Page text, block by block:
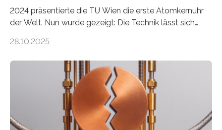
2024 präsentierte die TU Wien die erste Atomkernuhr
der Welt. Nun wurde gezeigt: Die Technik lässt sich
fundamentalen Physik nachzugehen. Thorium-
Messungen verwenden. Das hatte man jahrzehntelang
vermutet, weltweit war nach den passenden
Atomkern-Zuständen gesucht worden, 2024 gelang
einem Team der TU Wien mit Unterstützung
internationaler Partner der entscheidende Durchbruch:
28.10.2025